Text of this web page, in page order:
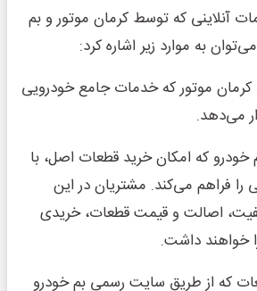
آنلاینی که توسط کرمان موتور و بم
به موارد زیر اشاره کرد:
کرمان موتور که خدمات جامع خودرویی
می‌دهد.
خودرو که امکان خرید قطعات اصل، با
را فراهم می‌کند. مشتریان در این
اصالت و قیمت قطعات، خریدی
خواهند داشت.
که از طریق سایت رسمی بم خودرو